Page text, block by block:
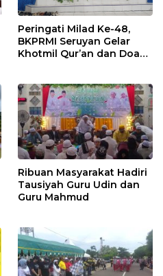
Peringati Milad Ke-48,
BKPRMI Seruyan Gelar
Khotmil Qur’an dan Doa
Ribuan Masyarakat Hadiri
Tausiyah Guru Udin dan
Guru Mahmud